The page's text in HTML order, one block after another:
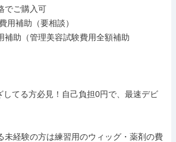
でご購入可
用補助（要相談）
補助（管理美容試験費用全額補助
してる方必見！自己負担0円で、最速デビ
未経験の方は練習用のウィッグ・薬剤の費